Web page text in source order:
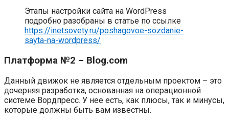
Этапы настройки сайта на WordPress
подробно разобраны в статье по ссылке
https://inetsovety.ru/poshagovoe-sozdanie-
sayta-na-wordpress/
Платформа №2 – Blog.com
Данный движок не является отдельным проектом – это
дочерняя разработка, основанная на операционной
системе Вордпресс. У нее есть, как плюсы, так и минусы,
которые должны быть вам известны.